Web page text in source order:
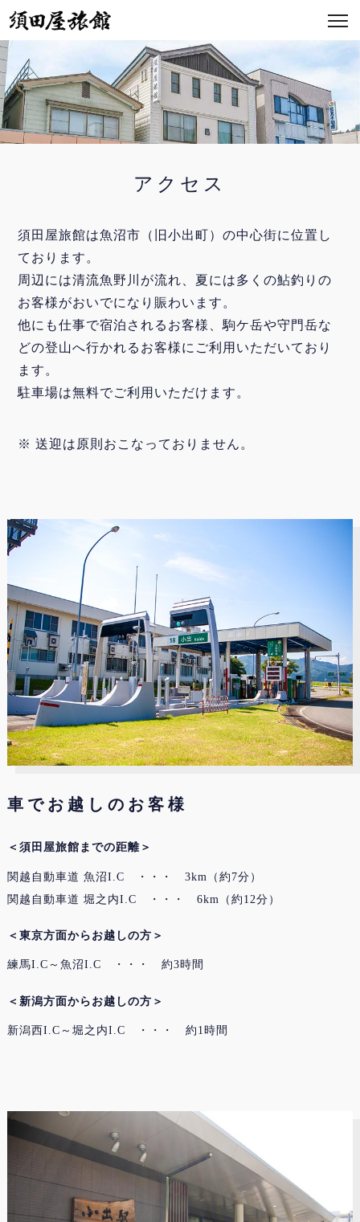
アクセス
須田屋旅館は魚沼市（旧小出町）の中心街に位置し
ております。
周辺には清流魚野川が流れ、夏には多くの鮎釣りの
お客様がおいでになり賑わいます。
他にも仕事で宿泊されるお客様、駒ケ岳や守門岳な
どの登山へ行かれるお客様にご利用いただいており
ます。
駐車場は無料でご利用いただけます。
※ 送迎は原則おこなっておりません。
車でお越しのお客様
＜須田屋旅館までの距離＞
関越自動車道 魚沼I.C ・・・ 3km（約7分）
関越自動車道 堀之内I.C ・・・ 6km（約12分）
＜東京方面からお越しの方＞
練馬I.C～魚沼I.C ・・・ 約3時間
＜新潟方面からお越しの方＞
新潟西I.C～堀之内I.C ・・・ 約1時間